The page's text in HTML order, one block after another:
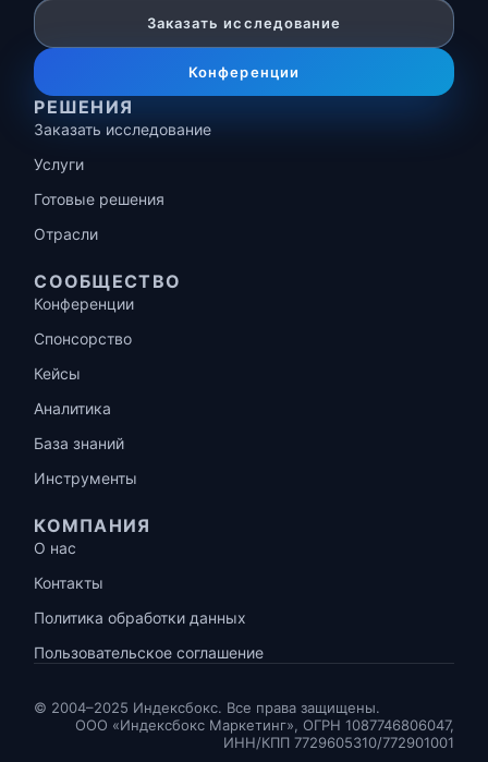
Заказать исследование
Конференции
РЕШЕНИЯ
Заказать исследование
Услуги
Готовые решения
Отрасли
СООБЩЕСТВО
Конференции
Спонсорство
Кейсы
Аналитика
База знаний
Инструменты
КОМПАНИЯ
О нас
Контакты
Политика обработки данных
Пользовательское соглашение
© 2004–2025 Индексбокс. Все права защищены.
ООО «Индексбокс Маркетинг», ОГРН 1087746806047,
ИНН/КПП 7729605310/772901001